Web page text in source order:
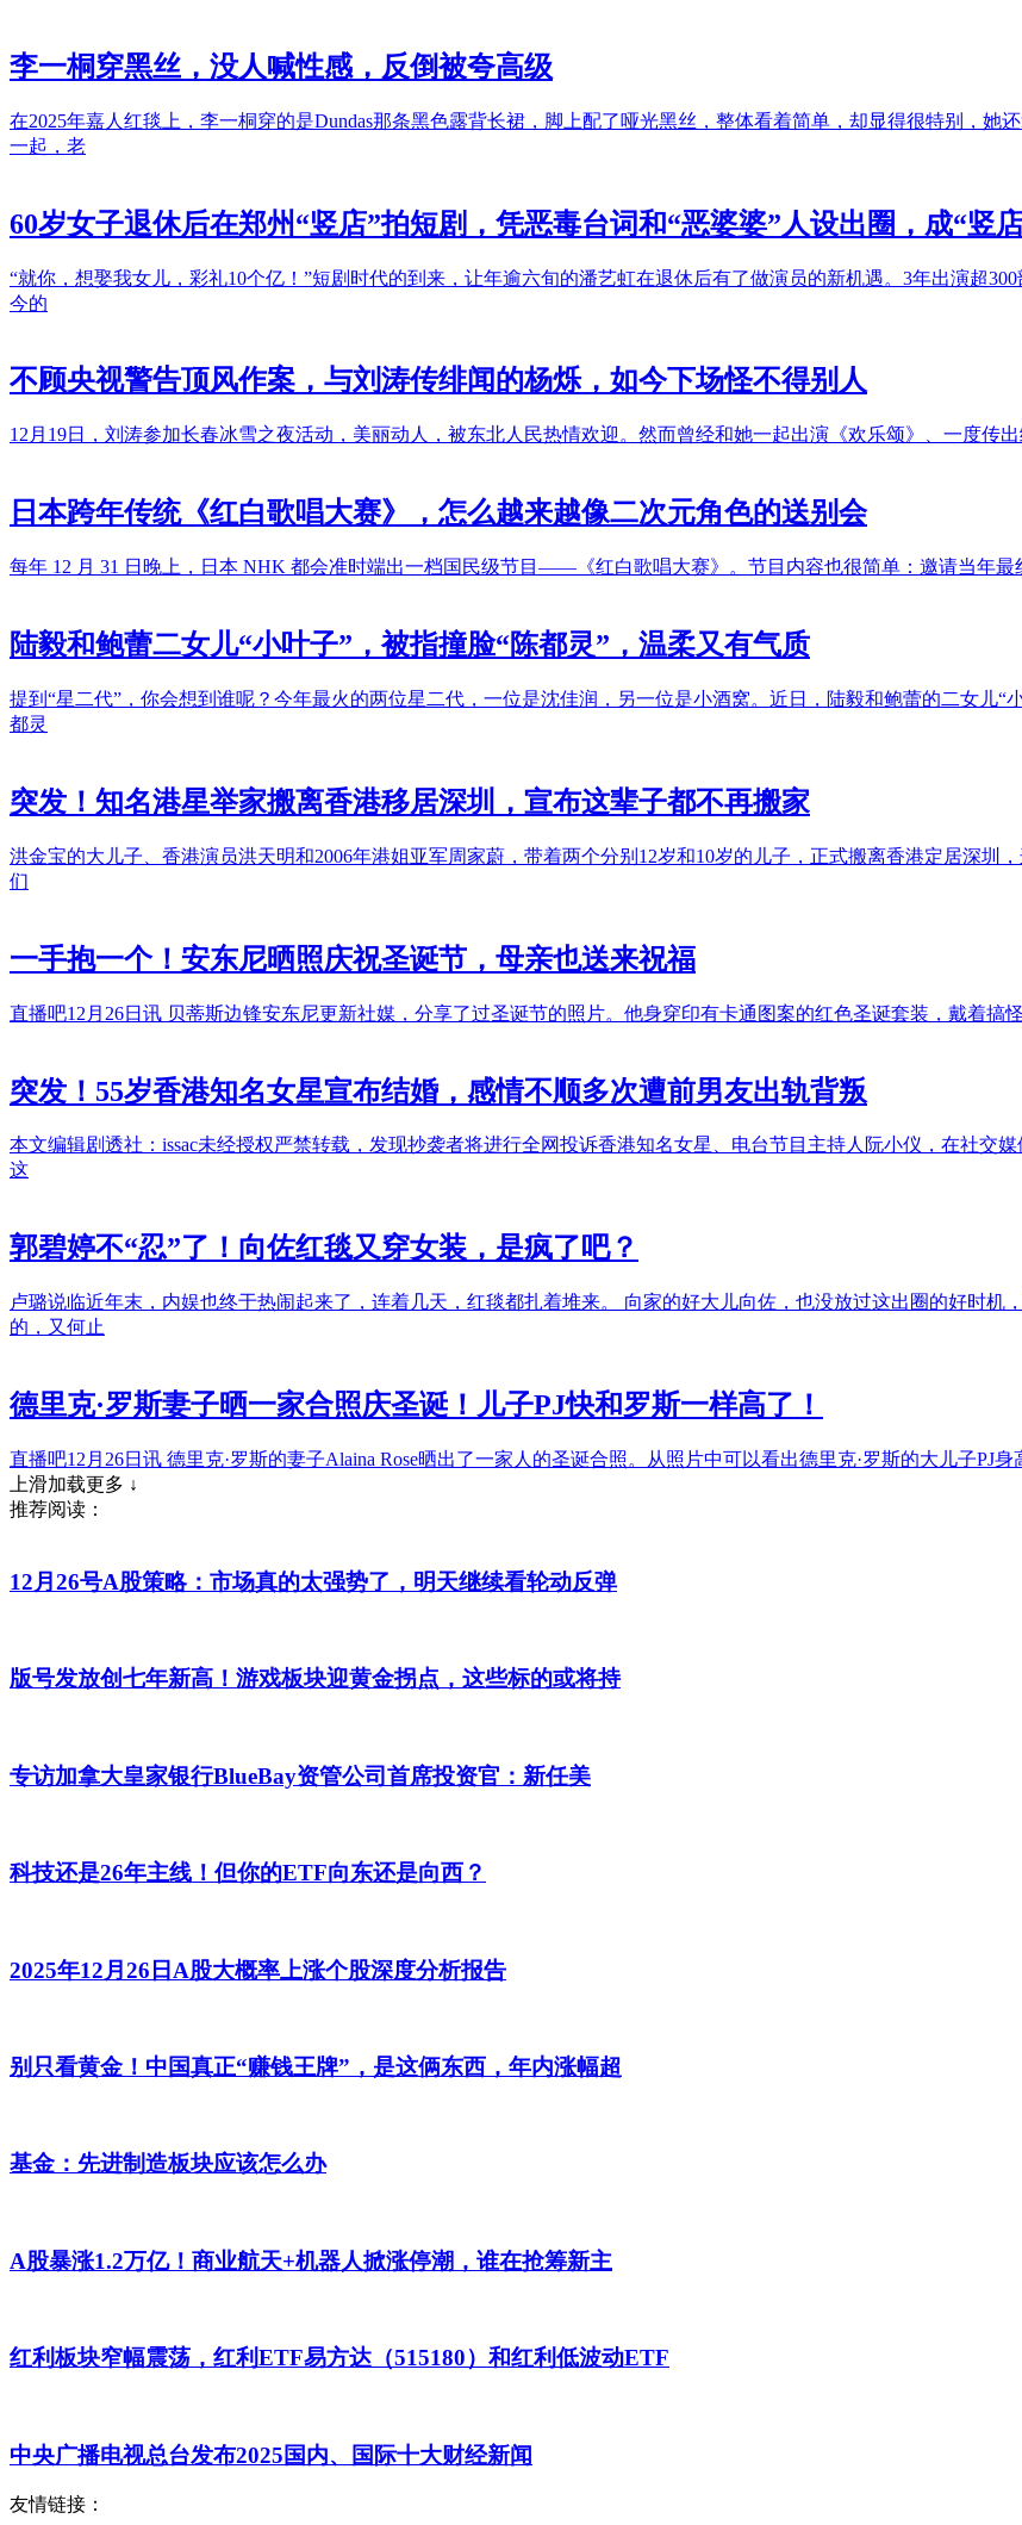
李一桐穿黑丝，没人喊性感，反倒被夸高级
在2025年嘉人红毯上，李一桐穿的是Dundas那条黑色露背长裙，脚上配了哑光黑丝，整体看着简单，却显得很特别，她
一起，老
60岁女子退休后在郑州“竖店”拍短剧，凭恶毒台词和“恶婆婆”人设出圈，成“竖
“就你，想娶我女儿，彩礼10个亿！”短剧时代的到来，让年逾六旬的潘艺虹在退休后有了做演员的新机遇。3年出演超
今的
不顾央视警告顶风作案，与刘涛传绯闻的杨烁，如今下场怪不得别人
12月19日，刘涛参加长春冰雪之夜活动，美丽动人，被东北人民热情欢迎。然而曾经和她一起出演《欢乐颂》、一度传
日本跨年传统《红白歌唱大赛》，怎么越来越像二次元角色的送别会
每年 12 月 31 日晚上，日本 NHK 都会准时端出一档国民级节目——《红白歌唱大赛》。节目内容也很简单：邀请当年
陆毅和鲍蕾二女儿“小叶子”，被指撞脸“陈都灵”，温柔又有气质
提到“星二代”，你会想到谁呢？今年最火的两位星二代，一位是沈佳润，另一位是小酒窝。近日，陆毅和鲍蕾的二女儿
都灵
突发！知名港星举家搬离香港移居深圳，宣布这辈子都不再搬家
洪金宝的大儿子、香港演员洪天明和2006年港姐亚军周家蔚，带着两个分别12岁和10岁的儿子，正式搬离香港定居深圳
们
一手抱一个！安东尼晒照庆祝圣诞节，母亲也送来祝福
直播吧12月26日讯 贝蒂斯边锋安东尼更新社媒，分享了过圣诞节的照片。他身穿印有卡通图案的红色圣诞套装，戴着
突发！55岁香港知名女星宣布结婚，感情不顺多次遭前男友出轨背叛
本文编辑剧透社：issac未经授权严禁转载，发现抄袭者将进行全网投诉香港知名女星、电台节目主持人阮小仪，在社交
这
郭碧婷不“忍”了！向佐红毯又穿女装，是疯了吧？
卢璐说临近年末，内娱也终于热闹起来了，连着几天，红毯都扎着堆来。 向家的好大儿向佐，也没放过这出圈的好时
的，又何止
德里克·罗斯妻子晒一家合照庆圣诞！儿子PJ快和罗斯一样高了！
直播吧12月26日讯 德里克·罗斯的妻子Alaina Rose晒出了一家人的圣诞合照。从照片中可以看出德里克·罗斯的大儿子PJ
上滑加载更多 ↓
推荐阅读：
12月26号A股策略：市场真的太强势了，明天继续看轮动反弹
版号发放创七年新高！游戏板块迎黄金拐点，这些标的或将持
专访加拿大皇家银行BlueBay资管公司首席投资官：新任美
科技还是26年主线！但你的ETF向东还是向西？
2025年12月26日A股大概率上涨个股深度分析报告
别只看黄金！中国真正“赚钱王牌”，是这俩东西，年内涨幅超
基金：先进制造板块应该怎么办
A股暴涨1.2万亿！商业航天+机器人掀涨停潮，谁在抢筹新主
红利板块窄幅震荡，红利ETF易方达（515180）和红利低波动ETF
中央广播电视总台发布2025国内、国际十大财经新闻
友情链接：